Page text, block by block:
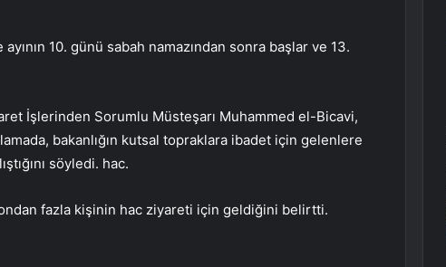
10. günü sabah namazından sonra başlar ve 13.
İşlerinden Sorumlu Müsteşarı Muhammed el-Bicavi,
bakanlığın kutsal topraklara ibadet için gelenlere
söyledi. hac.
fazla kişinin hac ziyareti için geldiğini belirtti.